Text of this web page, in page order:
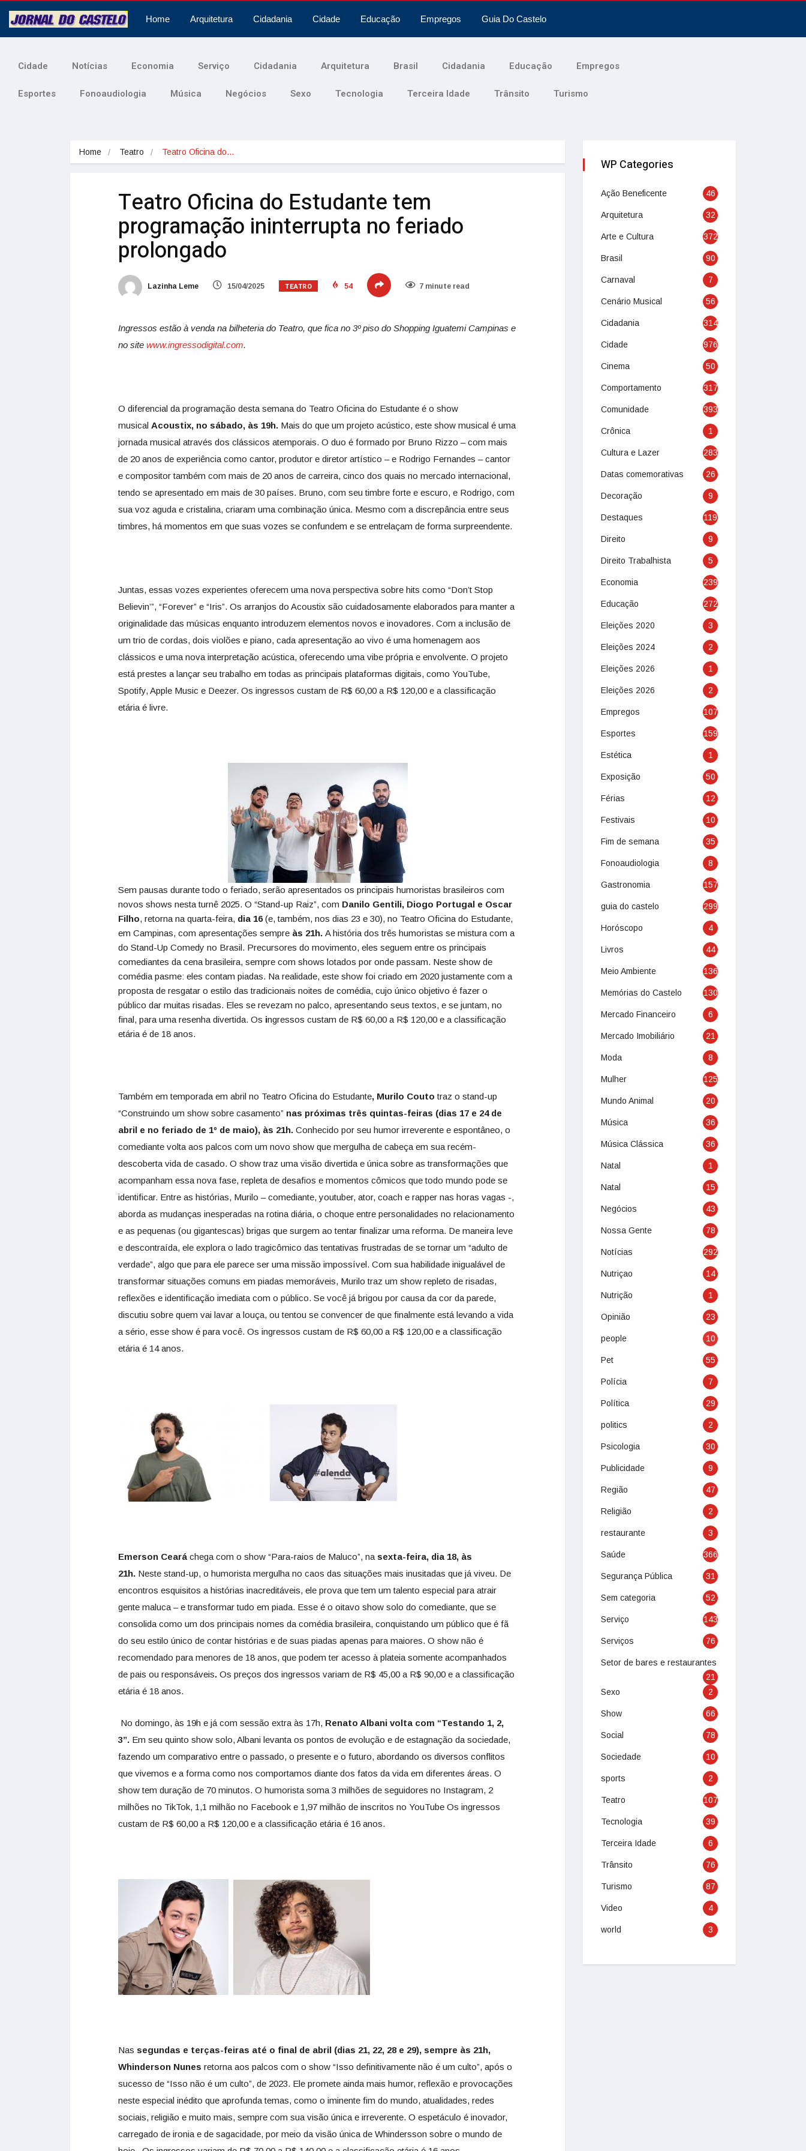
Home Arquitetura Cidadania Cidade Educação Empregos Guia Do Castelo
Cidade Notícias Economia Serviço Cidadania Arquitetura Brasil Cidadania Educação Empregos
Esportes Fonoaudiologia Música Negócios Sexo Tecnologia Terceira Idade Trânsito Turismo
Home Teatro Teatro Oficina do…
Teatro Oficina do Estudante tem
programação ininterrupta no feriado
prolongado
Lazinha Leme 15/04/2025 TEATRO 54 7 minute read
Ingressos estão à venda na bilheteria do Teatro, que fica no 3º piso do Shopping Iguatemi Campinas e
no site www.ingressodigital.com.
O diferencial da programação desta semana do Teatro Oficina do Estudante é o show
musical Acoustix, no sábado, às 19h. Mais do que um projeto acústico, este show musical é uma
jornada musical através dos clássicos atemporais. O duo é formado por Bruno Rizzo – com mais
de 20 anos de experiência como cantor, produtor e diretor artístico – e Rodrigo Fernandes – cantor
e compositor também com mais de 20 anos de carreira, cinco dos quais no mercado internacional,
tendo se apresentado em mais de 30 países. Bruno, com seu timbre forte e escuro, e Rodrigo, com
sua voz aguda e cristalina, criaram uma combinação única. Mesmo com a discrepância entre seus
timbres, há momentos em que suas vozes se confundem e se entrelaçam de forma surpreendente.
Juntas, essas vozes experientes oferecem uma nova perspectiva sobre hits como “Don’t Stop
Believin’”, “Forever” e “Iris”. Os arranjos do Acoustix são cuidadosamente elaborados para manter a
originalidade das músicas enquanto introduzem elementos novos e inovadores. Com a inclusão de
um trio de cordas, dois violões e piano, cada apresentação ao vivo é uma homenagem aos
clássicos e uma nova interpretação acústica, oferecendo uma vibe própria e envolvente. O projeto
está prestes a lançar seu trabalho em todas as principais plataformas digitais, como YouTube,
Spotify, Apple Music e Deezer. Os ingressos custam de R$ 60,00 a R$ 120,00 e a classificação
etária é livre.
Sem pausas durante todo o feriado, serão apresentados os principais humoristas brasileiros com
novos shows nesta turnê 2025. O “Stand-up Raiz”, com Danilo Gentili, Diogo Portugal e Oscar
Filho, retorna na quarta-feira, dia 16(e, também, nos dias 23 e 30), no Teatro Oficina do Estudante,
em Campinas, com apresentações sempre às 21h. A história dos três humoristas se mistura com a
do Stand-Up Comedy no Brasil. Precursores do movimento, eles seguem entre os principais
comediantes da cena brasileira, sempre com shows lotados por onde passam. Neste show de
comédia pasme: eles contam piadas. Na realidade, este show foi criado em 2020 justamente com a
proposta de resgatar o estilo das tradicionais noites de comédia, cujo único objetivo é fazer o
público dar muitas risadas. Eles se revezam no palco, apresentando seus textos, e se juntam, no
final, para uma resenha divertida. Os ingressos custam de R$ 60,00 a R$ 120,00 e a classificação
etária é de 18 anos.
Também em temporada em abril no Teatro Oficina do Estudante, Murilo Coutotraz o stand-up
“Construindo um show sobre casamento” nas próximas três quintas-feiras (dias 17 e 24 de
abril e no feriado de 1º de maio), às 21h. Conhecido por seu humor irreverente e espontâneo, o
comediante volta aos palcos com um novo show que mergulha de cabeça em sua recém-
descoberta vida de casado. O show traz uma visão divertida e única sobre as transformações que
acompanham essa nova fase, repleta de desafios e momentos cômicos que todo mundo pode se
identificar. Entre as histórias, Murilo – comediante, youtuber, ator, coach e rapper nas horas vagas -,
aborda as mudanças inesperadas na rotina diária, o choque entre personalidades no relacionamento
e as pequenas (ou gigantescas) brigas que surgem ao tentar finalizar uma reforma. De maneira leve
e descontraída, ele explora o lado tragicômico das tentativas frustradas de se tornar um “adulto de
verdade”, algo que para ele parece ser uma missão impossível. Com sua habilidade inigualável de
transformar situações comuns em piadas memoráveis, Murilo traz um show repleto de risadas,
reflexões e identificação imediata com o público. Se você já brigou por causa da cor da parede,
discutiu sobre quem vai lavar a louça, ou tentou se convencer de que finalmente está levando a vida
a sério, esse show é para você. Os ingressos custam de R$ 60,00 a R$ 120,00 e a classificação
etária é 14 anos.
Emerson Ceará chega com o show “Para-raios de Maluco”, na sexta-feira, dia 18, às
21h. Neste stand-up, o humorista mergulha no caos das situações mais inusitadas que já viveu. De
encontros esquisitos a histórias inacreditáveis, ele prova que tem um talento especial para atrair
gente maluca – e transformar tudo em piada. Esse é o oitavo show solo do comediante, que se
consolida como um dos principais nomes da comédia brasileira, conquistando um público que é fã
do seu estilo único de contar histórias e de suas piadas apenas para maiores. O show não é
recomendado para menores de 18 anos, que podem ter acesso à plateia somente acompanhados
de pais ou responsáveis. Os preços dos ingressos variam de R$ 45,00 a R$ 90,00 e a classificação
etária é 18 anos.
No domingo, às 19h e já com sessão extra às 17h, Renato Albani volta com “Testando 1, 2,
3”. Em seu quinto show solo, Albani levanta os pontos de evolução e de estagnação da sociedade,
fazendo um comparativo entre o passado, o presente e o futuro, abordando os diversos conflitos
que vivemos e a forma como nos comportamos diante dos fatos da vida em diferentes áreas. O
show tem duração de 70 minutos. O humorista soma 3 milhões de seguidores no Instagram, 2
milhões no TikTok, 1,1 milhão no Facebook e 1,97 milhão de inscritos no YouTube Os ingressos
custam de R$ 60,00 a R$ 120,00 e a classificação etária é 16 anos.
Nas segundas e terças-feiras até o final de abril (dias 21, 22, 28 e 29), sempre às 21h,
Whinderson Nunes retorna aos palcos com o show “Isso definitivamente não é um culto”, após o
sucesso de “Isso não é um culto”, de 2023. Ele promete ainda mais humor, reflexão e provocações
neste especial inédito que aprofunda temas, como o iminente fim do mundo, atualidades, redes
sociais, religião e muito mais, sempre com sua visão única e irreverente. O espetáculo é inovador,
carregado de ironia e de sagacidade, por meio da visão única de Whindersson sobre o mundo de
WP Categories
Ação Beneficente 46
Arquitetura 32
Arte e Cultura 372
Brasil 90
Carnaval 7
Cenário Musical 56
Cidadania 314
Cidade 976
Cinema 50
Comportamento 317
Comunidade 393
Crônica 1
Cultura e Lazer 283
Datas comemorativas 26
Decoração 9
Destaques 119
Direito 9
Direito Trabalhista 5
Economia 239
Educação 272
Eleições 2020 3
Eleições 2024 2
Eleições 2026 1
Eleições 2026 2
Empregos 107
Esportes 159
Estética 1
Exposição 50
Férias 12
Festivais 10
Fim de semana 35
Fonoaudiologia 8
Gastronomia 157
guia do castelo 299
Horóscopo 4
Livros 44
Meio Ambiente 136
Memórias do Castelo 130
Mercado Financeiro 6
Mercado Imobiliário 21
Moda 8
Mulher 125
Mundo Animal 20
Música 36
Música Clássica 36
Natal 1
Natal 15
Negócios 43
Nossa Gente 78
Notícias 292
Nutriçao 14
Nutrição 1
Opinião 23
people 10
Pet 55
Polícia 7
Política 29
politics 2
Psicologia 30
Publicidade 9
Região 47
Religião 2
restaurante 3
Saúde 366
Segurança Pública 31
Sem categoria 52
Serviço 143
Serviços 76
Setor de bares e restaurantes
21
Sexo
2
Show 66
Social 78
Sociedade 10
sports 2
Teatro 107
Tecnologia 39
Terceira Idade 6
Trânsito 76
Turismo 87
Video 4
world 3